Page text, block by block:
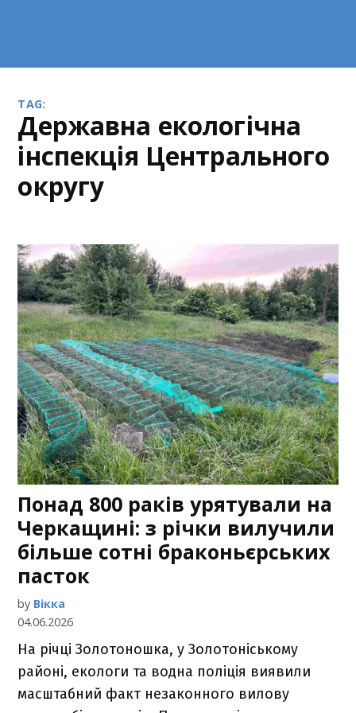
TAG:
Державна екологічна
інспекція Центрального
округу
Понад 800 раків урятували на
Черкащині: з річки вилучили
більше сотні браконьєрських
пасток
by Вікка
04.06.2026
На річці Золотоношка, у Золотоніському
районі, екологи та водна поліція виявили
масштабний факт незаконного вилову